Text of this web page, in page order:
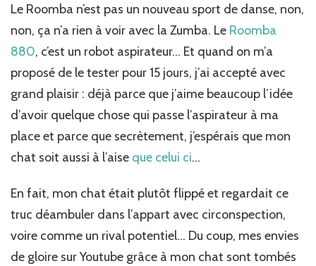
du
Roomba
880…
Le Roomba n’est pas un nouveau sport de danse, non,
non, ça n’a rien à voir avec la Zumba. Le Roomba
880, c’est un robot aspirateur… Et quand on m’a
proposé de le tester pour 15 jours, j’ai accepté avec
grand plaisir : déjà parce que j’aime beaucoup l’idée
d’avoir quelque chose qui passe l’aspirateur à ma
place et parce que secrètement, j’espérais que mon
chat soit aussi à l’aise que celui ci…
En fait, mon chat était plutôt flippé et regardait ce
truc déambuler dans l’appart avec circonspection,
voire comme un rival potentiel… Du coup, mes envies
de gloire sur Youtube grâce à mon chat sont tombés